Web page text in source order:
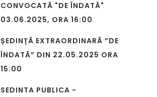
CONVOCATĂ "DE ÎNDATĂ"
03.06.2025, ORA 16:00
ȘEDINȚĂ EXTRAORDINARĂ ”DE
ÎNDATĂ” DIN 22.05.2025 ORA
15:00
SEDINTA PUBLICA -